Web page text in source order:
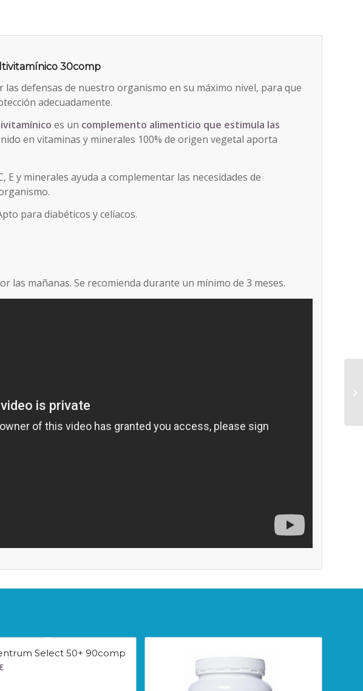
30comp
defensas de nuestro organismo en su máximo nivel, para que
adecuadamente.
es un complemento alimenticio que estimula las
en vitaminas y minerales 100% de origen vegetal aporta
E y minerales ayuda a complementar las necesidades de
para diabéticos y celíacos.
las mañanas. Se recomienda durante un mínimo de 3 meses.
Select 50+ 90comp